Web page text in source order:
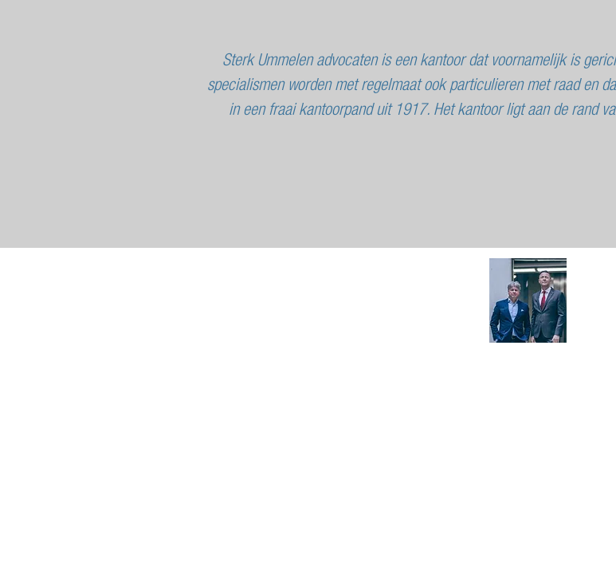
Sterk Ummelen advocaten is een kantoor dat voornamelijk is
specialismen worden met regelmaat ook particulieren met raad en
in een fraai kantoorpand uit 1917. Het kantoor ligt aan de rand